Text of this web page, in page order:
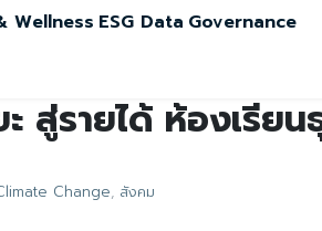
Wellness ESG Data Governance
สู่รายได้ ห้องเรียน
Change, สังคม